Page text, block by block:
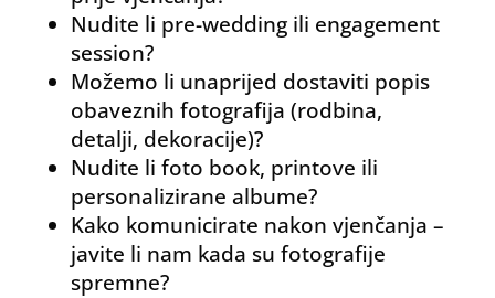
Nudite li pre-wedding ili engagement
session?
Možemo li unaprijed dostaviti popis
obaveznih fotografija (rodbina,
detalji, dekoracije)?
Nudite li foto book, printove ili
personalizirane albume?
Kako komunicirate nakon vjenčanja –
javite li nam kada su fotografije
spremne?